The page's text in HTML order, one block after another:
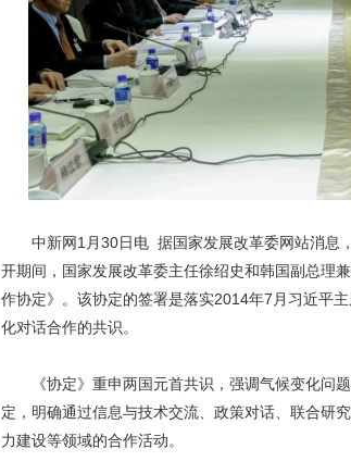
中新网1月30日电 据国家发展改革委网站消息
开期间，国家发展改革委主任徐绍史和韩国副总理
作协定》。该协定的签署是落实2014年7月习近平
化对话合作的共识。
《协定》重申两国元首共识，强调气候变化问题
定，明确通过信息与技术交流、政策对话、联合研
力建设等领域的合作活动。